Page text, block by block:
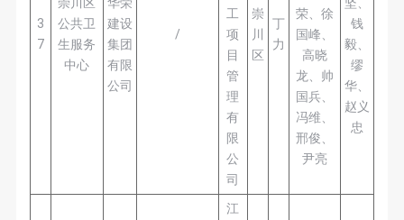
3
7
公共卫
生服务
中心
建设
集团
有限
公司
/
工
项
目
管
理
有
限
公
司
崇
川
区
丁
力
荣、徐
国峰、
高晓
龙、帅
国兵、
冯维、
邢俊、
尹亮
钱
毅、
缪
华、
赵义
忠
江